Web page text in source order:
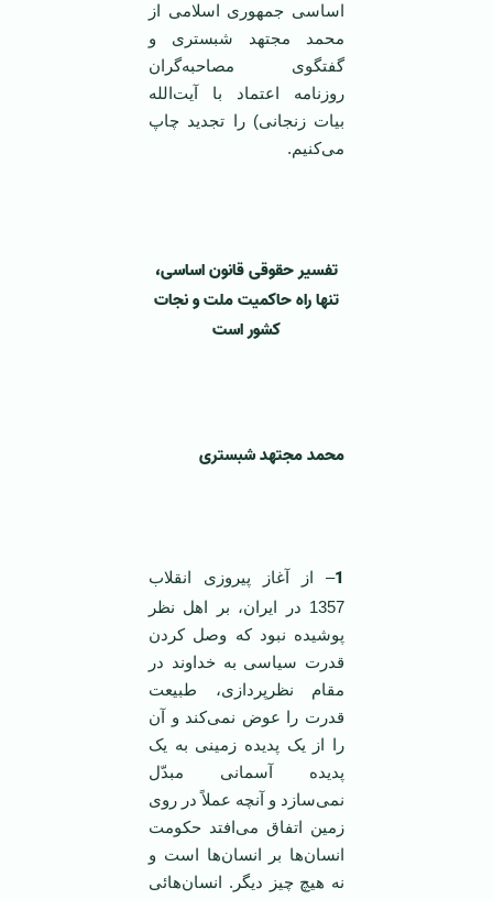
اساسی جمهوری اسلامی از
محمد مجتهد شبستری و
گفتگوی مصاحبه‌گران
روزنامه اعتماد با آیت‌الله
بیات زنجانی) را تجدید چاپ
می‌کنیم.
تفسیر حقوقی قانون اساسی،
تنها راه حاکمیت ملت و نجات
کشور است
محمد مجتهد شبستری
1– از آغاز پیروزی انقلاب
1357 در ایران، بر اهل نظر
پوشیده نبود که وصل کردن
قدرت سیاسی به خداوند در
مقام نظرپردازی، طبیعت
قدرت را عوض نمی‌کند و آن
را از یک پدیده زمینی به یک
پدیده آسمانی مبدّل
نمی‌سازد و آنچه عملاً در روی
زمین اتفاق می‌افتد حکومت
انسان‌ها بر انسان‌ها است و
نه هیچ چیز دیگر. انسان‌هائی